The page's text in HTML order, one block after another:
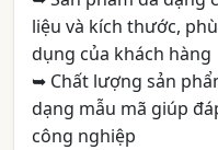
liệu và kích thước,
dụng của khách hàng
➥ Chất lượng sản
dạng mẫu mã giúp
công nghiệp